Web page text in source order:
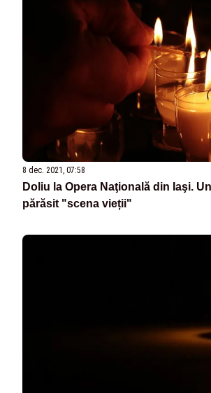
8 dec. 2021, 07:58
Doliu la Opera Naţională din Iaşi.
părăsit "scena vieții"